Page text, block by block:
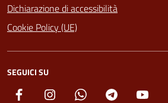
Dichiarazione di accessibilità
Cookie Policy (UE)
SEGUICI SU
Facebook Instagram Whatsapp Telegram